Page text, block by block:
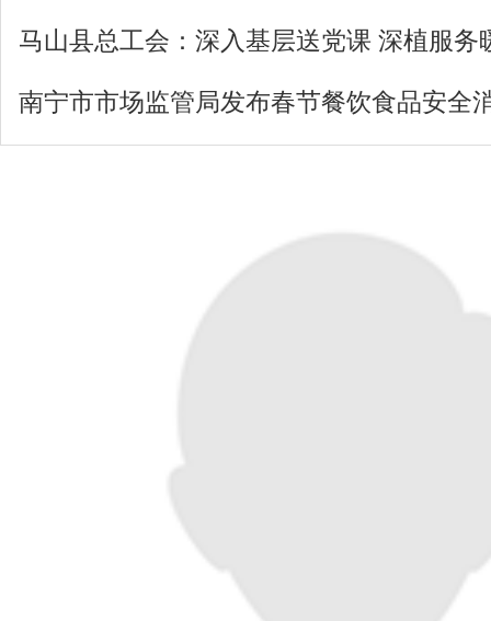
马山县总工会：深入基层送党课 深植服务
南宁市市场监管局发布春节餐饮食品安全